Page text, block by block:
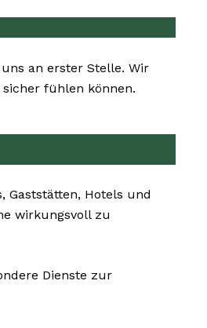
an erster Stelle. Wir
fühlen können.
Gaststätten, Hotels und
wirkungsvoll zu
Dienste zur